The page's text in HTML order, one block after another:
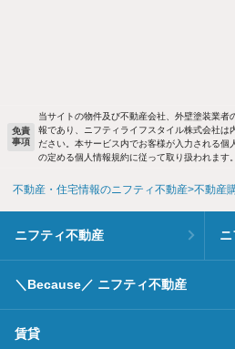
免責
事項
当サイトの物件及び不動産会社、外壁塗装業
報であり、ニフティライフスタイル株式会社は
ださい。本サービス内でお客様が入力される個
の定める個人情報規約に従って取り扱われます。
不動産・住宅情報のニフティ不動産 不動産
ニフティ不動産
＼Because／ ニフティ不動産
賃貸